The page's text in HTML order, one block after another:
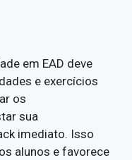
em EAD deve
e exercícios
os
sua
imediato. Isso
alunos e favorece